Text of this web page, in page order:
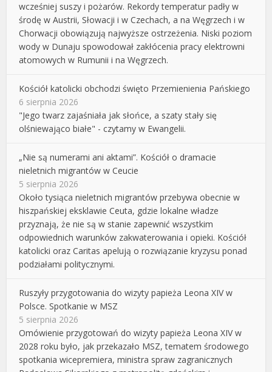
wcześniej suszy i pożarów. Rekordy temperatur padły w
środę w Austrii, Słowacji i w Czechach, a na Węgrzech i w
Chorwacji obowiązują najwyższe ostrzeżenia. Niski poziom
wody w Dunaju spowodował zakłócenia pracy elektrowni
atomowych w Rumunii i na Węgrzech.
Kościół katolicki obchodzi święto Przemienienia Pańskiego
6 sierpnia 2026
"Jego twarz zajaśniała jak słońce, a szaty stały się
olśniewająco białe" - czytamy w Ewangelii.
„Nie są numerami ani aktami”. Kościół o dramacie
nieletnich migrantów w Ceucie
5 sierpnia 2026
Około tysiąca nieletnich migrantów przebywa obecnie w
hiszpańskiej eksklawie Ceuta, gdzie lokalne władze
przyznają, że nie są w stanie zapewnić wszystkim
odpowiednich warunków zakwaterowania i opieki. Kościół
katolicki oraz Caritas apelują o rozwiązanie kryzysu ponad
podziałami politycznymi.
Ruszyły przygotowania do wizyty papieża Leona XIV w
Polsce. Spotkanie w MSZ
5 sierpnia 2026
Omówienie przygotowań do wizyty papieża Leona XIV w
2028 roku było, jak przekazało MSZ, tematem środowego
spotkania wicepremiera, ministra spraw zagranicznych